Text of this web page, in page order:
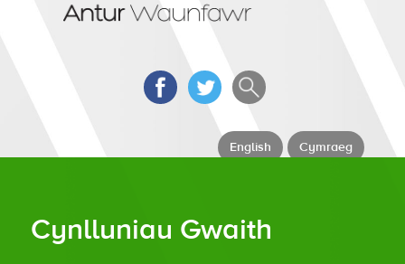
English Cymraeg
Cynlluniau Gwaith